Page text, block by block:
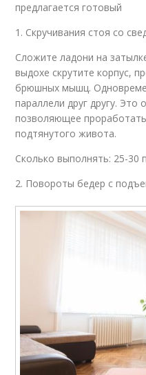
предлагается готовый
1. Скручивания стоя со
Сложите ладони на
выдохе скрутите корпус,
брюшных мышц.
параллели друг другу.
позволяющее
подтянутого живота.
Сколько выполнять: 25-30
2. Повороты бедер с